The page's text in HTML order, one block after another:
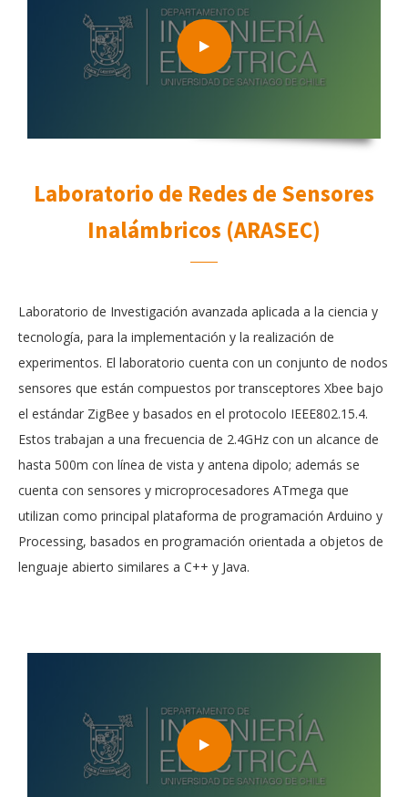
Laboratorio de Redes de Sensores
Inalámbricos (ARASEC)
Laboratorio de Investigación avanzada aplicada a la ciencia y
tecnología, para la implementación y la realización de
experimentos. El laboratorio cuenta con un conjunto de nodos
sensores que están compuestos por transceptores Xbee bajo
el estándar ZigBee y basados en el protocolo IEEE802.15.4.
Estos trabajan a una frecuencia de 2.4GHz con un alcance de
hasta 500m con línea de vista y antena dipolo; además se
cuenta con sensores y microprocesadores ATmega que
utilizan como principal plataforma de programación Arduino y
Processing, basados en programación orientada a objetos de
lenguaje abierto similares a C++ y Java.